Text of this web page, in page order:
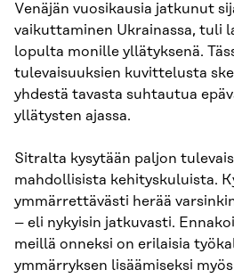
Venäjän vuosikausia jatkunut
vaikuttaminen Ukrainassa, tuli
lopulta monille yllätyksenä.
tulevaisuuksien kuvittelusta
yhdestä tavasta suhtautua
yllätysten ajassa.
Sitralta kysytään paljon
mahdollisista kehityskuluista.
ymmärrettävästi herää
– eli nykyisin jatkuvasti.
meillä onneksi on erilaisia
ymmärryksen lisäämiseksi